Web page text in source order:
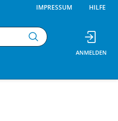
IMPRESSUM HILFE